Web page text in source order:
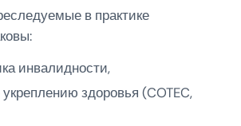
в практике
инвалидности,
здоровья (COTEC,